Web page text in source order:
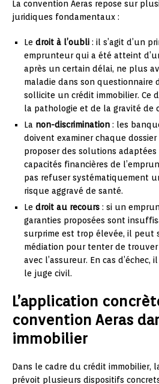
La convention Aeras repose sur
juridiques fondamentaux :
Le droit à l’oubli : il s’agit d’un
emprunteur qui a été atteint
après un certain délai, ne plus
maladie dans son questionnaire
sollicite un crédit immobilier. Ce
la pathologie et de la gravité de
La non-discrimination : les
doivent examiner chaque
proposer des solutions
capacités financières de
pas refuser systématiquement
risque aggravé de santé.
Le droit au recours : si un
garanties proposées sont
surprime est trop élevée, il peut
médiation pour tenter de
avec l’assureur. En cas
le juge civil.
L’application
convention Aeras
immobilier
Dans le cadre du crédit immobilier,
prévoit plusieurs dispositifs